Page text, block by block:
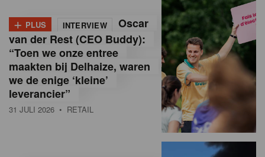
a
M
a
g
a
+ PLUS INTERVIEW
Oscar
van der Rest (CEO Buddy):
“Toen we onze entree
maakten bij Delhaize, waren
we de enige ‘kleine’
leverancier”
31 JULI 2026 • RETAIL